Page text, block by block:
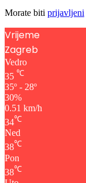
Morate biti prijavljeni
Vrijeme
Zagreb
Vedro
35 ℃
35º - 28º
30%
0.51 km/h
34℃
Ned
38℃
Pon
38℃